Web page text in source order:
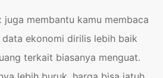
juga membantu kamu membaca
ekonomi dirilis lebih baik
terkait biasanya menguat.